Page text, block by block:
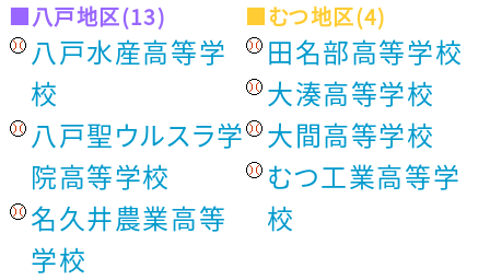
■八戸地区(13)
八戸水産高等学
校
八戸聖ウルスラ学
院高等学校
名久井農業高等
学校
■むつ地区(4)
田名部高等学校
大湊高等学校
大間高等学校
むつ工業高等学
校